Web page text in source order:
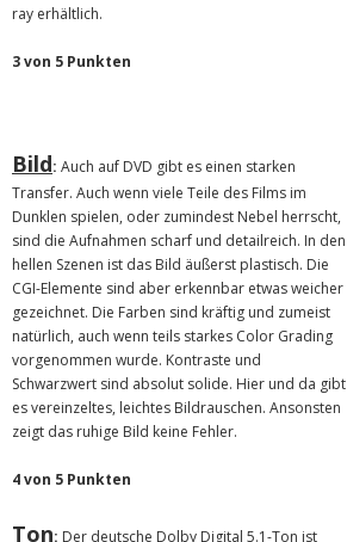
ray erhältlich.
3 von 5 Punkten
Bild: Auch auf DVD gibt es einen starken
Transfer. Auch wenn viele Teile des Films im
Dunklen spielen, oder zumindest Nebel herrscht,
sind die Aufnahmen scharf und detailreich. In den
hellen Szenen ist das Bild äußerst plastisch. Die
CGI-Elemente sind aber erkennbar etwas weicher
gezeichnet. Die Farben sind kräftig und zumeist
natürlich, auch wenn teils starkes Color Grading
vorgenommen wurde. Kontraste und
Schwarzwert sind absolut solide. Hier und da gibt
es vereinzeltes, leichtes Bildrauschen. Ansonsten
zeigt das ruhige Bild keine Fehler.
4 von 5 Punkten
Ton: Der deutsche Dolby Digital 5.1-Ton ist